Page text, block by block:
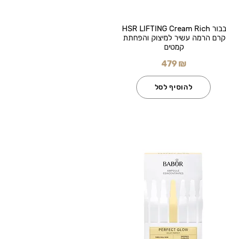
בבור HSR LIFTING Cream Rich
קרם הרמה עשיר למיצוק והפחתת
קמטים
479 ₪
להוסיף לסל